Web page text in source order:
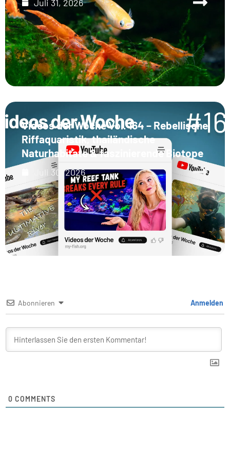
Juli 31, 2026
Videos der Woche Vol. 164 – Rebellische
Riffaquaristik, thailändische
Naturhabitate & faszinierende Biotope
Juli 30, 2026
Abonnieren Anmelden
0 COMMENTS